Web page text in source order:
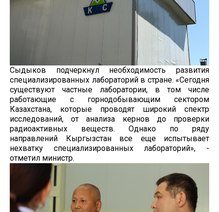
Сыдыков подчеркнул необходимость развития
специализированных лабораторий в стране. «Сегодня
существуют частные лаборатории, в том числе
работающие с горнодобывающим сектором
Казахстана, которые проводят широкий спектр
исследований, от анализа кернов до проверки
радиоактивных веществ. Однако по ряду
направлений Кыргызстан все еще испытывает
нехватку специализированных лабораторий», -
отметил министр.